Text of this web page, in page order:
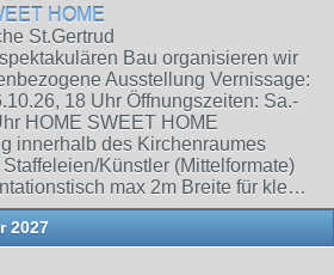
HOME
St.Gertrud
Bau organisieren wir
Ausstellung Vernissage:
18 Uhr Öffnungszeiten: Sa.-
HOME SWEET HOME
innerhalb des Kirchenraumes
Künstler (Mittelformate)
max 2m Breite für kle…
2027